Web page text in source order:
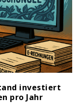
2025 –
für
dann
– eine
investiert
pro Jahr